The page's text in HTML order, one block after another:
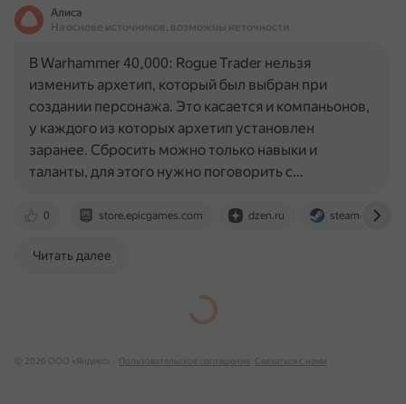
Алиса
На основе источников, возможны неточности
0 store.epicgames.com dzen.ru
В Warhammer 40,000: Rogue Trader нельзя
изменить архетип, который был выбран при
создании персонажа. Это касается и компаньонов,
у каждого из которых архетип установлен
заранее. Сбросить можно только навыки и
таланты, для этого нужно поговорить с…
Читать далее
© 2026 ООО «Яндекс» Пользовательское соглашение Связаться с нами